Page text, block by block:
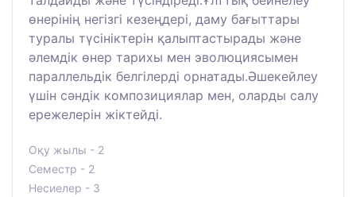
өнерінің негізгі кезеңдері, даму бағыттары
туралы түсініктерін қалыптастырады және
әлемдік өнер тарихы мен эволюциясымен
параллельдік белгілерді орнатады.Әшекейлеу
үшін сәндік композициялар мен, оларды салу
ережелерін жіктейді.
Оқу жылы - 2
Семестр - 2
Несиелер - 3